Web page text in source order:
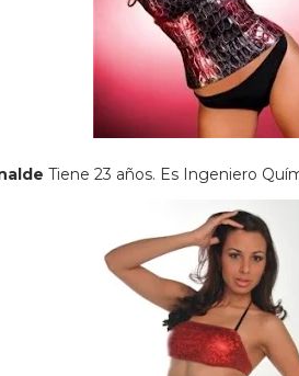
Tiene 23 años. Es Ingeniero